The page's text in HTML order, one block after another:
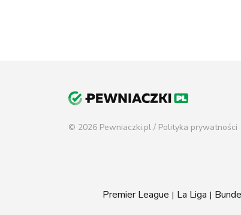
© 2026 Pewniaczki.pl / Polityka prywatności
Premier League La Liga